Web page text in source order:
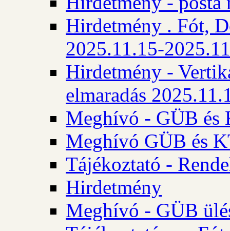
Hirdetmény . Fót,
2025.11.15-
Hirdetmény -
elmaradás
Meghívó - GÜB és
Meghívó GÜB és
Tájékoztató -
Hirdetmény
Meghívó - GÜB